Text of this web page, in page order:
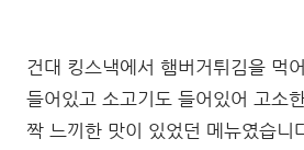
건대 킹스낵에서 햄버거튀김을 먹
들어있고 소고기도 들어있어 고소
짝 느끼한 맛이 있었던 메뉴였습니